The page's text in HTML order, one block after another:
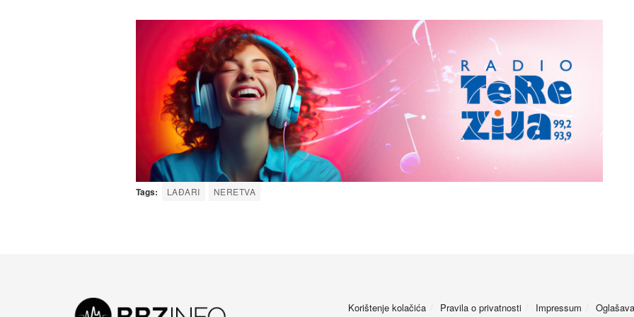
Tags: LAĐARI NERETVA
Korištenje kolačića Pravila o privatnosti Impressum